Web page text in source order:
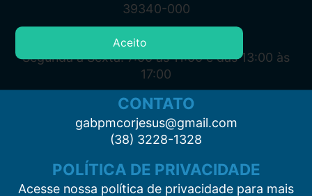
39340-000
ATENDIMENTO
Segunda à Sexta: 7:00 às 11:00 e das 13:00 às
17:00
CONTATO
gabpmcorjesus@gmail.com
(38) 3228-1328
POLÍTICA DE PRIVACIDADE
Acesse nossa política de privacidade para mais
Aceito